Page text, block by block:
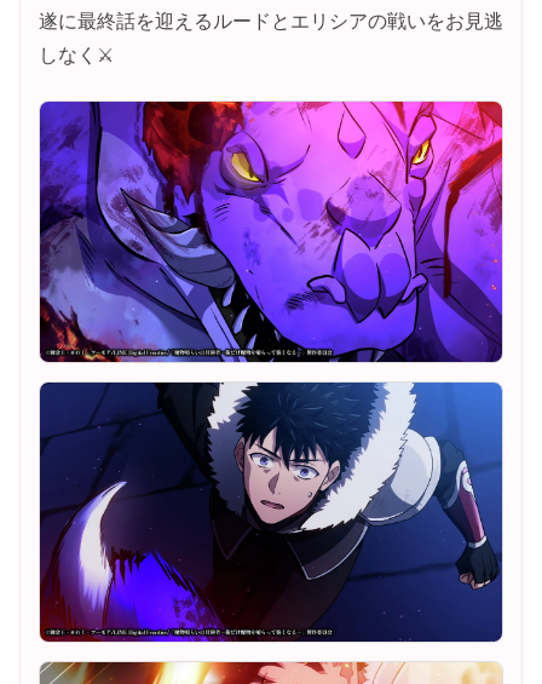
遂に最終話を迎えるルードとエリシアの戦いをお見逃
しなく⚔